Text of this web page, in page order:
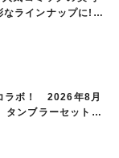
なラインナップに!!
ラボ！ 2026年8月
タンブラーセットな